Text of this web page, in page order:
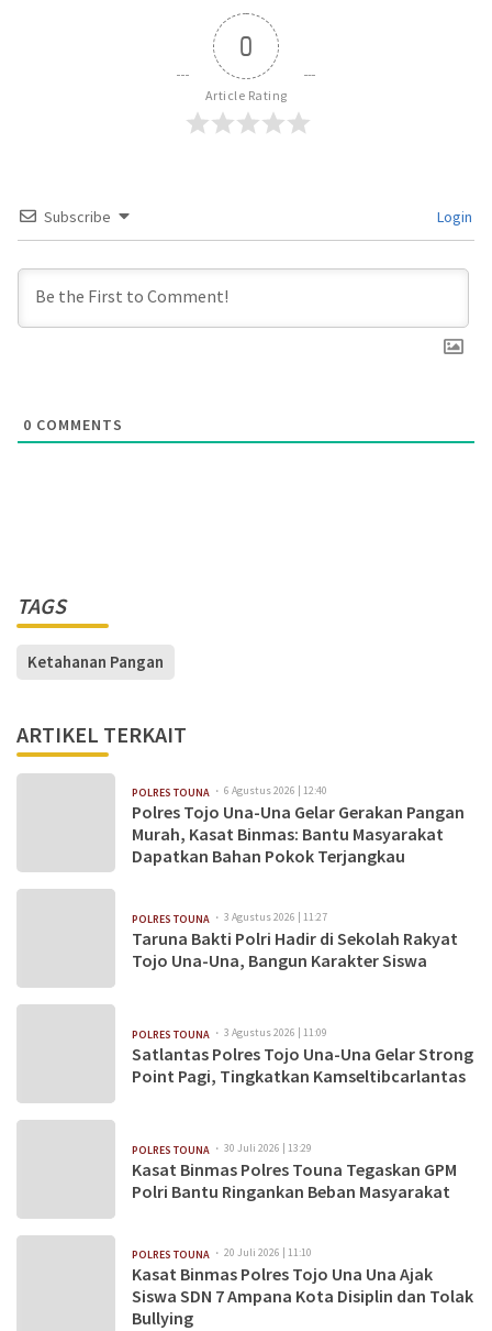
0
Article Rating
Subscribe Login
0 COMMENTS
TAGS
Ketahanan Pangan
ARTIKEL TERKAIT
POLRES TOUNA 6 Agustus 2026 | 12:40
Polres Tojo Una-Una Gelar Gerakan Pangan
Murah, Kasat Binmas: Bantu Masyarakat
Dapatkan Bahan Pokok Terjangkau
POLRES TOUNA 3 Agustus 2026 | 11:27
Taruna Bakti Polri Hadir di Sekolah Rakyat
Tojo Una-Una, Bangun Karakter Siswa
POLRES TOUNA 3 Agustus 2026 | 11:09
Satlantas Polres Tojo Una-Una Gelar Strong
Point Pagi, Tingkatkan Kamseltibcarlantas
POLRES TOUNA 30 Juli 2026 | 13:29
Kasat Binmas Polres Touna Tegaskan GPM
Polri Bantu Ringankan Beban Masyarakat
POLRES TOUNA 20 Juli 2026 | 11:10
Kasat Binmas Polres Tojo Una Una Ajak
Siswa SDN 7 Ampana Kota Disiplin dan Tolak
Bullying